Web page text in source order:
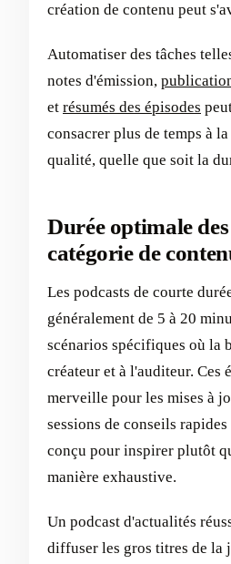
création de contenu peut
Automatiser des tâches
notes d'émission,
et résumés des épisodes
consacrer plus de temps à
qualité, quelle que soit la
Durée optimale
catégorie de
Les podcasts de courte
généralement de 5 à 20
scénarios spécifiques où la
créateur et à l'auditeur. Ces
merveille pour les mises à
sessions de conseils
conçu pour inspirer plutôt
manière exhaustive.
Un podcast d'actualités
diffuser les gros titres de la